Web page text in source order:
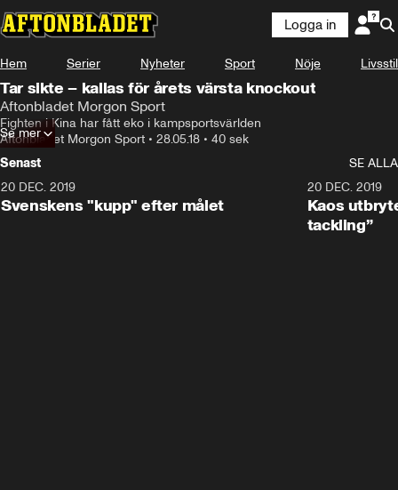
Logga in
Hem Serier Nyheter Sport Nöje Livsstil
Tar sikte – kallas för årets värsta knockout
Aftonbladet Morgon Sport
Fighten i Kina har fått eko i kampsportsvärlden
Aftonbladet Morgon Sport • 28.05.18 • 40 sek
Se mer
Senast
SE ALLA
20 DEC. 2019
Svenskens "kupp" efter målet
20 DEC. 2019
Kaos
tackling”